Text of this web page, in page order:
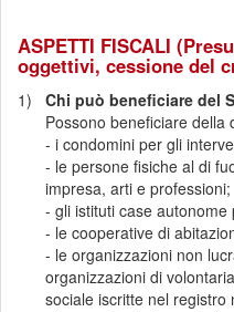
ASPETTI FISCALI
oggettivi, cessione del
1)
Chi può beneficiare del
Possono beneficiare della
- i condomini per gli
- le persone fisiche al di
impresa, arti e professioni;
- gli istituti case autonome
- le cooperative di
- le organizzazioni non
organizzazioni di
sociale iscritte nel registro